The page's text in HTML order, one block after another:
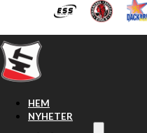
Hoppa till huvudinnehåll
HEM
NYHETER